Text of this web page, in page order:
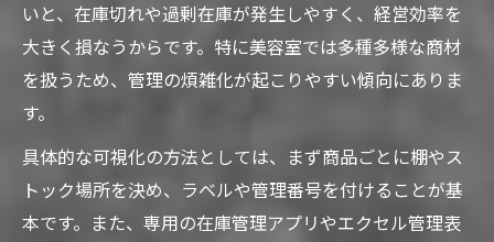
いと、在庫切れや過剰在庫が発生しやすく、経営効率を
大きく損なうからです。特に美容室では多種多様な商材
を扱うため、管理の煩雑化が起こりやすい傾向にありま
す。
具体的な可視化の方法としては、まず商品ごとに棚やス
トック場所を決め、ラベルや管理番号を付けることが基
本です。また、専用の在庫管理アプリやエクセル管理表